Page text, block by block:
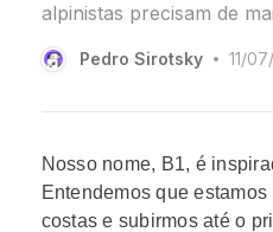
alpinistas precisam de
Pedro Sirotsky • 11/
Nosso nome, B1, é
Entendemos que estamos
costas e subirmos até o